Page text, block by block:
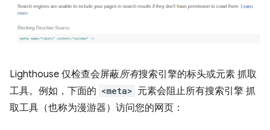
Lighthouse 仅检查会屏蔽所有搜索引擎的标头或元素 抓取
工具。例如，下面的 <meta> 元素会阻止所有搜索引擎 抓
取工具（也称为漫游器）访问您的网页：